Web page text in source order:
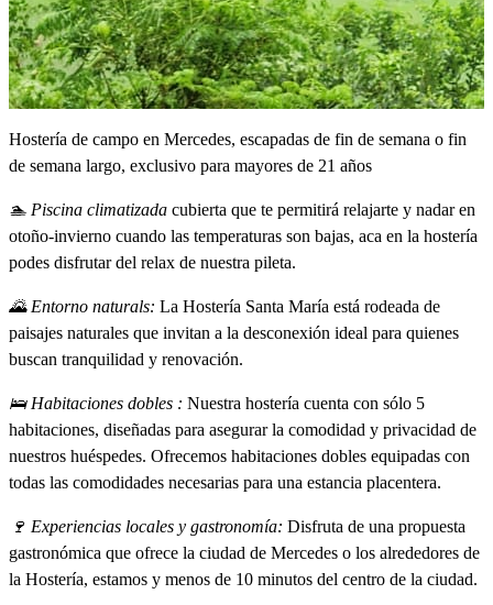
Hostería de campo en Mercedes, escapadas de fin de semana o fin
de semana largo, exclusivo para mayores de 21 años
🏊 Piscina climatizada cubierta que te permitirá relajarte y nadar en
otoño-invierno cuando las temperaturas son bajas, aca en la hostería
podes disfrutar del relax de nuestra pileta.
🌄 Entorno naturals: La Hostería Santa María está rodeada de
paisajes naturales que invitan a la desconexión ideal para quienes
buscan tranquilidad y renovación.
🛌 Habitaciones dobles : Nuestra hostería cuenta con sólo 5
habitaciones, diseñadas para asegurar la comodidad y privacidad de
nuestros huéspedes. Ofrecemos habitaciones dobles equipadas con
todas las comodidades necesarias para una estancia placentera.
🍷 Experiencias locales y gastronomía: Disfruta de una propuesta
gastronómica que ofrece la ciudad de Mercedes o los alrededores de
la Hostería, estamos y menos de 10 minutos del centro de la ciudad.